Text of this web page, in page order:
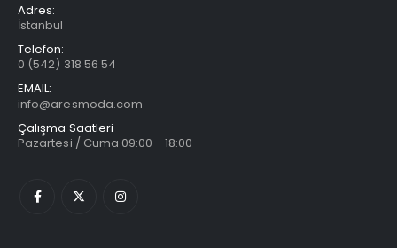
Adres:
İstanbul
Telefon:
0 (542) 318 56 54
EMAIL:
info@aresmoda.com
Çalışma Saatleri
Pazartesi / Cuma 09:00 - 18:00